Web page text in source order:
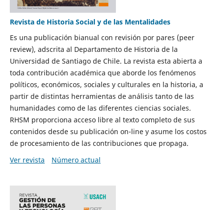
Revista de Historia Social y de las Mentalidades
Es una publicación bianual con revisión por pares (peer
review), adscrita al Departamento de Historia de la
Universidad de Santiago de Chile. La revista esta abierta a
toda contribución académica que aborde los fenómenos
políticos, económicos, sociales y culturales en la historia, a
partir de distintas herramientas de análisis tanto de las
humanidades como de las diferentes ciencias sociales.
RHSM proporciona acceso libre al texto completo de sus
contenidos desde su publicación on-line y asume los costos
de procesamiento de las contribuciones que propaga.
Ver revista
Número actual